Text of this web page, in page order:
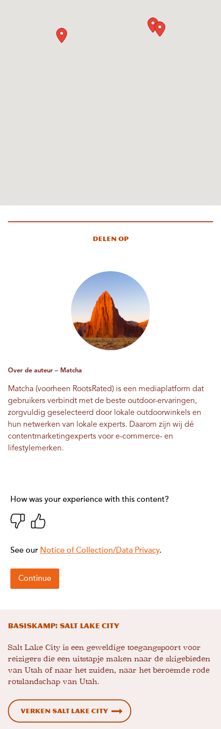
Delen op
Over de auteur – Matcha
Matcha (voorheen RootsRated) is een mediaplatform dat
gebruikers verbindt met de beste outdoor-ervaringen,
zorgvuldig geselecteerd door lokale outdoorwinkels en
hun netwerken van lokale experts. Daarom zijn wij dé
contentmarketingexperts voor e-commerce- en
lifestylemerken.
Basiskamp: Salt Lake City
Salt Lake City is een geweldige toegangspoort voor
reizigers die een uitstapje maken naar de skigebieden
van Utah of naar het zuiden, naar het beroemde rode
rotslandschap van Utah.
Verken Salt Lake City